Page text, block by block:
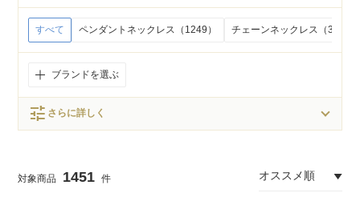
すべて ペンダントネックレス（1249） チェーンネックレス（30）
ブランドを選ぶ
tune さらに詳しく
1451